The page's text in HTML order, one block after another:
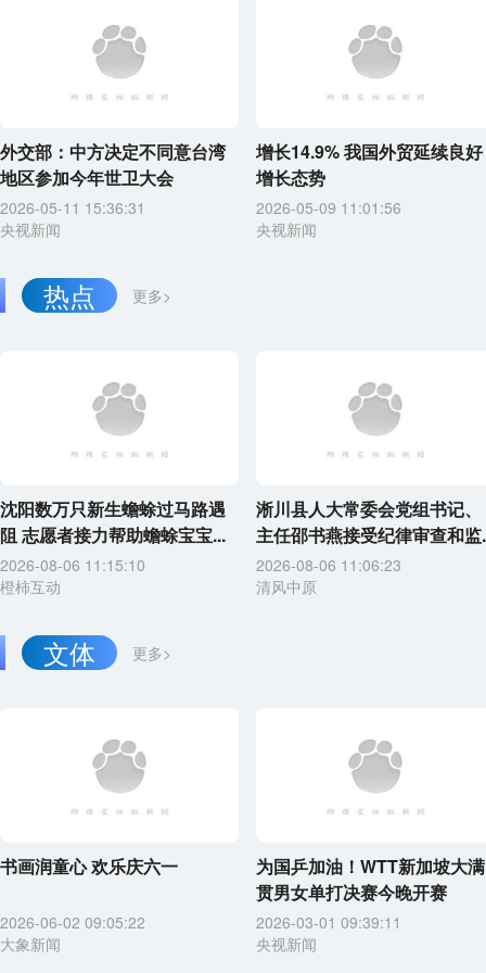
外交部：中方决定不同意台湾
地区参加今年世卫大会
2026-05-11 15:36:31
央视新闻
增长14.9% 我国外贸延续良好
增长态势
2026-05-09 11:01:56
央视新闻
更多>
热点
沈阳数万只新生蟾蜍过马路遇
阻 志愿者接力帮助蟾蜍宝宝...
2026-08-06 11:15:10
橙柿互动
淅川县人大常委会党组书记、
主任邵书燕接受纪律审查和监
2026-08-06 11:06:23
清风中原
更多>
文体
书画润童心 欢乐庆六一
2026-06-02 09:05:22
大象新闻
为国乒加油！WTT新加坡大满
贯男女单打决赛今晚开赛
2026-03-01 09:39:11
央视新闻